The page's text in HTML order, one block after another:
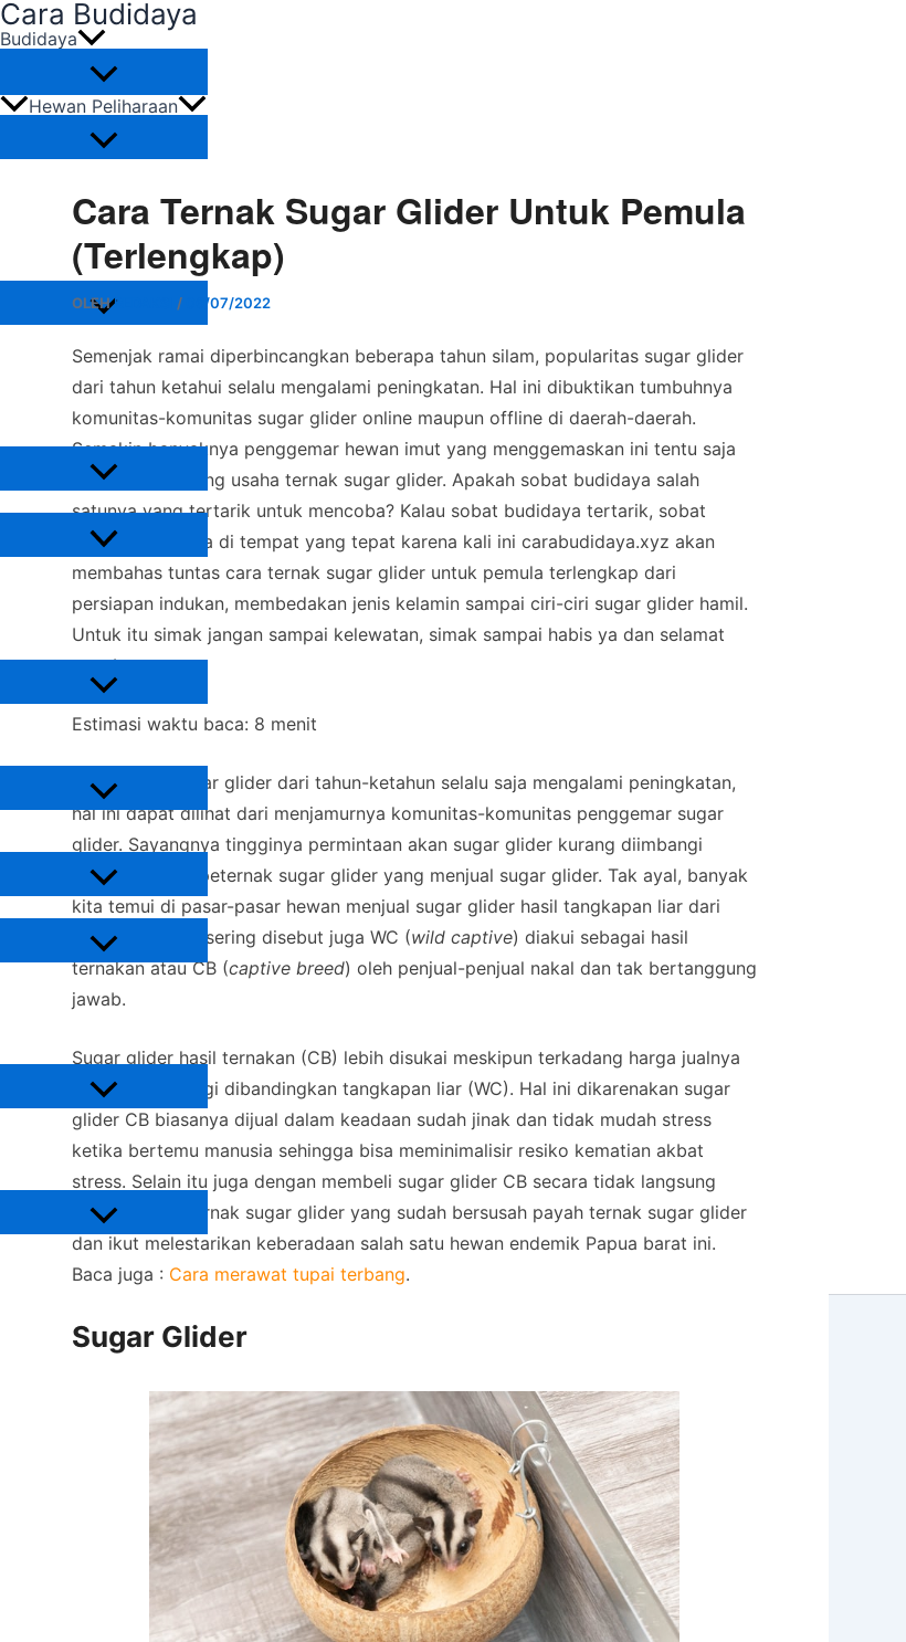
Lewati
ke
Cara Budidaya
Budidaya
Hewan Peliharaan
Reptil
Lain-Lain
Tanaman
Tanaman Hias
Tanaman Pangan
Tanaman Perkebunan
Tanaman Sayuran
Perawatan
Hewan Peliharaan
Burung
Reptil
Lain-Lain
Tanaman Buah
Tanaman Hias
Hidroponik
Informasi
Hewan Peliharaan
Burung
Reptil
Tanaman
Tanaman Pangan
Tanaman sayuran
Tanaman Hias
Pupuk
Anorganik
Organik
Cara Ternak Sugar Glider Untuk Pemula
(Terlengkap)
OLEHREDAKSI / 06/07/2022
Semenjak ramai diperbincangkan beberapa tahun silam, popularitas sugar glider
dari tahun ketahui selalu mengalami peningkatan. Hal ini dibuktikan tumbuhnya
komunitas-komunitas sugar glider online maupun offline di daerah-daerah.
Semakin banyaknya penggemar hewan imut yang menggemaskan ini tentu saja
membuka peluang usaha ternak sugar glider. Apakah sobat budidaya salah
satunya yang tertarik untuk mencoba? Kalau sobat budidaya tertarik, sobat
budidaya berada di tempat yang tepat karena kali ini carabudidaya.xyz akan
membahas tuntas cara ternak sugar glider untuk pemula terlengkap dari
persiapan indukan, membedakan jenis kelamin sampai ciri-ciri sugar glider hamil.
Untuk itu simak jangan sampai kelewatan, simak sampai habis ya dan selamat
membaca…
Estimasi waktu baca: 8 menit
Penggemar sugar glider dari tahun-ketahun selalu saja mengalami peningkatan,
hal ini dapat dilihat dari menjamurnya komunitas-komunitas penggemar sugar
glider. Sayangnya tingginya permintaan akan sugar glider kurang diimbangi
dengan jumlah peternak sugar glider yang menjual sugar glider. Tak ayal, banyak
kita temui di pasar-pasar hewan menjual sugar glider hasil tangkapan liar dari
alam atau yang sering disebut juga WC (wild captive) diakui sebagai hasil
ternakan atau CB (captive breed) oleh penjual-penjual nakal dan tak bertanggung
jawab.
Sugar glider hasil ternakan (CB) lebih disukai meskipun terkadang harga jualnya
relatif lebih tinggi dibandingkan tangkapan liar (WC). Hal ini dikarenakan sugar
glider CB biasanya dijual dalam keadaan sudah jinak dan tidak mudah stress
ketika bertemu manusia sehingga bisa meminimalisir resiko kematian akbat
stress. Selain itu juga dengan membeli sugar glider CB secara tidak langsung
membantu peternak sugar glider yang sudah bersusah payah ternak sugar glider
dan ikut melestarikan keberadaan salah satu hewan endemik Papua barat ini.
Baca juga : Cara merawat tupai terbang.
Sugar Glider